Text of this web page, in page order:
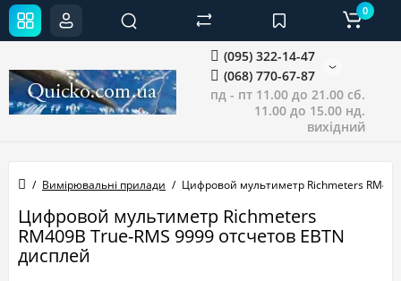
(095) 322-14-47
(068) 770-67-87
пд - пт 11.00 до 21.00 сб.
11.00 до 15.00 нд.
вихідний
0
Вимірювальні прилади Цифровой мультиметр Richmeters
Цифровой мультиметр Richmeters
RM409B True-RMS 9999 отсчетов EBTN
дисплей